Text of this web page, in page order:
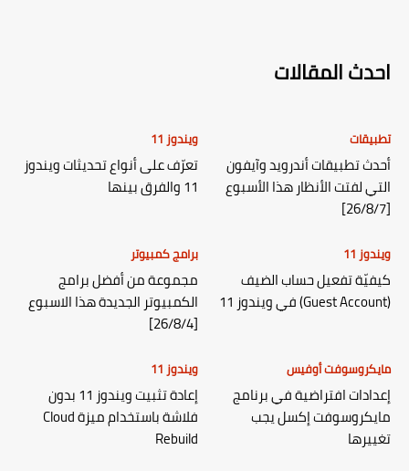
احدث المقالات
تطبيقات
أحدث تطبيقات أندرويد وآيفون
التي لفتت الأنظار هذا الأسبوع
[26/8/7]
ويندوز 11
تعرّف على أنواع تحديثات ويندوز
11 والفرق بينها
ويندوز 11
كيفيّة تفعيل حساب الضيف
(Guest Account) في ويندوز 11
برامج كمبيوتر
مجموعة من أفضل برامج
الكمبيوتر الجديدة هذا الاسبوع
[26/8/4]
مايكروسوفت أوفيس
إعدادات افتراضية في برنامج
مايكروسوفت إكسل يجب
تغييرها
ويندوز 11
إعادة تثبيت ويندوز 11 بدون
فلاشة باستخدام ميزة Cloud
Rebuild